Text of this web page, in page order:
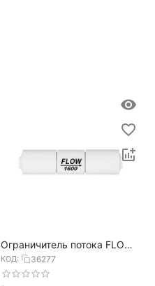
Ограничитель потока FLOW
1600
КОД: 36277